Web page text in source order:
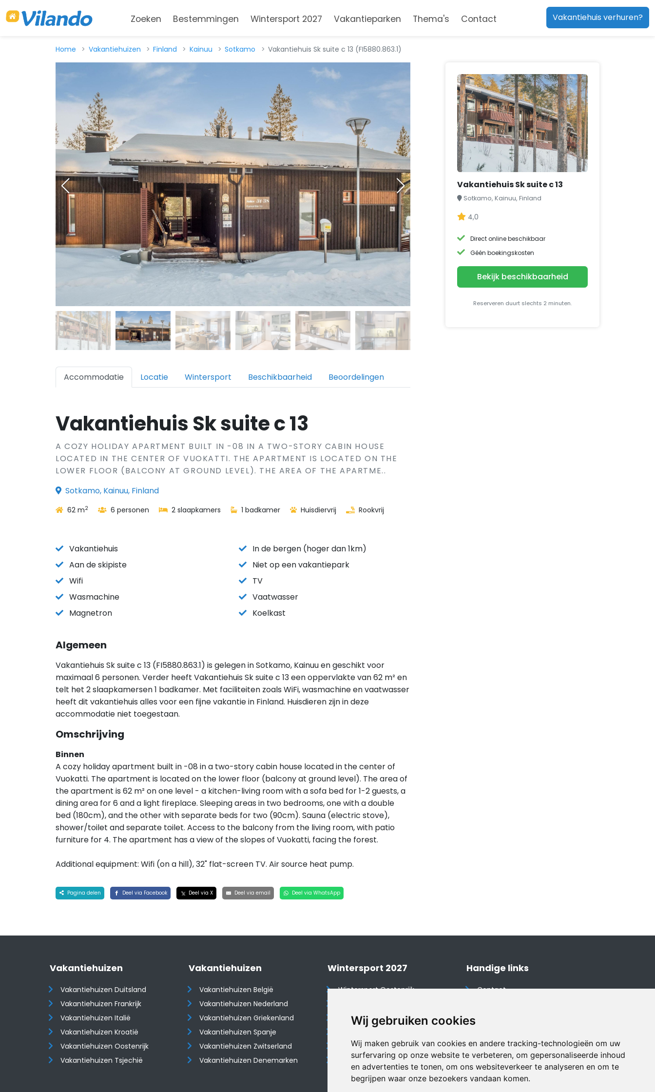
Wij gebruiken cookies
Wij maken gebruik van cookies en andere tracking-technologieën om uw
surfervaring op onze website te verbeteren, om gepersonaliseerde inhoud
en advertenties te tonen, om ons websiteverkeer te analyseren en om te
begrijpen waar onze bezoekers vandaan komen.
Zoeken Bestemmingen Wintersport 2027 Vakantieparken Thema's Contact Vakantiehuis verhuren?
Home Vakantiehuizen Finland Kainuu Sotkamo Vakantiehuis Sk suite c 13 (FI5880.863.1)
Accommodatie Locatie Wintersport Beschikbaarheid Beoordelingen
Vakantiehuis Sk suite c 13
A COZY HOLIDAY APARTMENT BUILT IN -08 IN A TWO-STORY CABIN HOUSE
LOCATED IN THE CENTER OF VUOKATTI. THE APARTMENT IS LOCATED ON THE
LOWER FLOOR (BALCONY AT GROUND LEVEL). THE AREA OF ​​THE APARTME..
Sotkamo, Kainuu, Finland
62 m2 6 personen 2 slaapkamers 1 badkamer Huisdiervrij Rookvrij
Vakantiehuis
In de bergen (hoger dan 1km)
Aan de skipiste
Niet op een vakantiepark
Wifi
TV
Wasmachine
Vaatwasser
Magnetron
Koelkast
Algemeen
Vakantiehuis Sk suite c 13 (FI5880.863.1) is gelegen in Sotkamo, Kainuu en geschikt voor
maximaal 6 personen. Verder heeft Vakantiehuis Sk suite c 13 een oppervlakte van 62 m² en
telt het 2 slaapkamersen 1 badkamer. Met faciliteiten zoals WiFi, wasmachine en vaatwasser
heeft dit vakantiehuis alles voor een fijne vakantie in Finland. Huisdieren zijn in deze
accommodatie niet toegestaan.
Omschrijving
Binnen
A cozy holiday apartment built in -08 in a two-story cabin house located in the center of
Vuokatti. The apartment is located on the lower floor (balcony at ground level). The area of ​​
the apartment is 62 m² on one level - a kitchen-living room with a sofa bed for 1-2 guests, a
dining area for 6 and a light fireplace. Sleeping areas in two bedrooms, one with a double
bed (180cm), and the other with separate beds for two (90cm). Sauna (electric stove),
shower/toilet and separate toilet. Access to the balcony from the living room, with patio
furniture for 4. The apartment has a view of the slopes of Vuokatti, facing the forest.
Additional equipment: Wifi (on a hill), 32" flat-screen TV. Air source heat pump.
Pagina delen Deel via Facebook Deel via X Deel via email Deel via WhatsApp
Vakantiehuis Sk suite c 13
Sotkamo, Kainuu, Finland
4,0
Direct online beschikbaar
Géén boekingskosten
Bekijk beschikbaarheid
Reserveren duurt slechts 2 minuten.
Vakantiehuizen
Vakantiehuizen Duitsland
Vakantiehuizen Frankrijk
Vakantiehuizen Italië
Vakantiehuizen Kroatië
​​​​​​​Vakantiehuizen Oostenrijk
Vakantiehuizen Tsjechië
Vakantiehuizen
Vakantiehuizen België
Vakantiehuizen Nederland
Vakantiehuizen Griekenland
Vakantiehuizen Spanje
​​​​​​​Vakantiehuizen Zwitserland
Vakantiehuizen Denemarken
Wintersport 2027
Wintersport Oostenrijk
Wintersport Tsjechië
Wintersport Duitsland
Wintersport Italië
Handige links
Contact
Disclaimer
Vakantiehuis website